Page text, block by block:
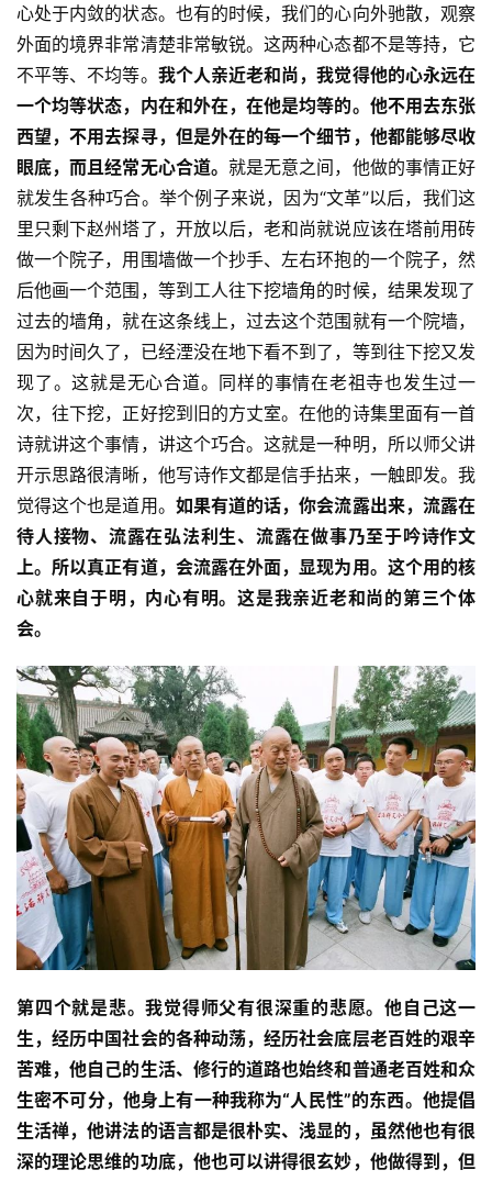
寺
院
巡
礼
视
频
纪
录
佛
教
艺
术
政
策
法
规
免
责
声
明
心处于内敛的状态。也有的时候，我们的心向外驰散，观察
外面的境界非常清楚非常敏锐。这两种心态都不是等持，它
不平等、不均等。 我个人亲近老和尚，我觉得他的心永远在
一个均等状态，内在和外在，在他是均等的。他不用去东张
西望，不用去探寻，但是外在的每一个细节，他都能够尽收
眼底，而且经常无心合道。 就是无意之间，他做的事情正好
就发生各种巧合。举个例子来说，因为“文革”以后，我们这
里只剩下赵州塔了，开放以后，老和尚就说应该在塔前用砖
做一个院子，用围墙做一个抄手、左右环抱的一个院子，然
后他画一个范围，等到工人往下挖墙角的时候，结果发现了
过去的墙角，就在这条线上，过去这个范围就有一个院墙，
因为时间久了，已经湮没在地下看不到了，等到往下挖又发
现了。这就是无心合道。同样的事情在老祖寺也发生过一
次，往下挖，正好挖到旧的方丈室。在他的诗集里面有一首
诗就讲这个事情，讲这个巧合。这就是一种明，所以师父讲
开示思路很清晰，他写诗作文都是信手拈来，一触即发。我
觉得这个也是道用。 如果有道的话，你会流露出来，流露在
待人接物、流露在弘法利生、流露在做事乃至于吟诗作文
上。所以真正有道，会流露在外面，显现为用。这个用的核
心就来自于明，内心有明。这是我亲近老和尚的第三个体
会。
第四个就是悲。我觉得师父有很深重的悲愿。他自己这一
生，经历中国社会的各种动荡，经历社会底层老百姓的艰辛
苦难，他自己的生活、修行的道路也始终和普通老百姓和众
生密不可分，他身上有一种我称为“人民性”的东西。他提倡
生活禅，他讲法的语言都是很朴实、浅显的，虽然他也有很
深的理论思维的功底，他也可以讲得很玄妙，他做得到，但